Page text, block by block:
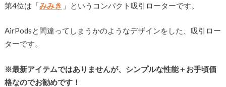
第4位は「みみき 」というコンパクト吸引ローターです。
AirPodsと間違ってしまうかのようなデザインをした、吸引ロー
ターです。
※最新アイテムではありませんが、シンプルな性能＋お手頃価
格なのでお勧めです！